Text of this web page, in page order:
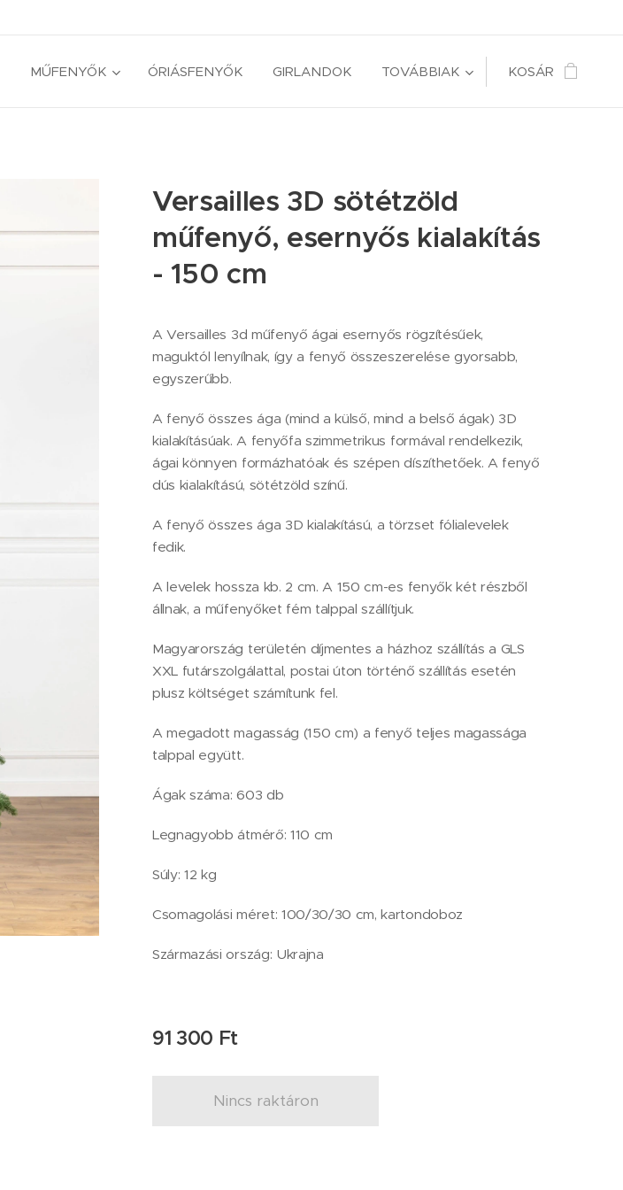
MŰFENYŐK ÓRIÁSFENYŐK GIRLANDOK TOVÁBBIAK KOSÁR
Versailles 3D sötétzöld
műfenyő, esernyős kialakítás
- 150 cm
A Versailles 3d műfenyő ágai esernyős rögzítésűek,
maguktól lenyílnak, így a fenyő összeszerelése gyorsabb,
egyszerűbb.
A fenyő összes ága (mind a külső, mind a belső ágak) 3D
kialakításúak. A fenyőfa szimmetrikus formával rendelkezik,
ágai könnyen formázhatóak és szépen díszíthetőek. A fenyő
dús kialakítású, sötétzöld színű.
A fenyő összes ága 3D kialakítású, a törzset fólialevelek
fedik.
A levelek hossza kb. 2 cm. A 150 cm-es fenyők két részből
állnak, a műfenyőket fém talppal szállítjuk.
Magyarország területén díjmentes a házhoz szállítás a GLS
XXL futárszolgálattal, postai úton történő szállítás esetén
plusz költséget számítunk fel.
A megadott magasság (150 cm) a fenyő teljes magassága
talppal együtt.
Ágak száma: 603 db
Legnagyobb átmérő: 110 cm
Súly: 12 kg
Csomagolási méret: 100/30/30 cm, kartondoboz
Származási ország: Ukrajna
91 300 Ft
Nincs raktáron